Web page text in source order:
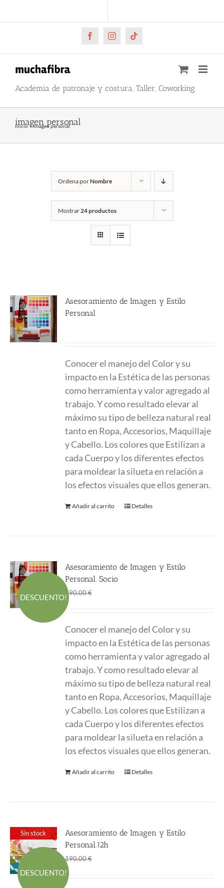
al
FacebookInstagramTiktok
Academia de patronaje y costura, Taller, Coworking
imagen personal
Inicio imagen personal
Ordena porNombre
Mostrar24 productos
Asesoramiento de Imagen y Estilo
Personal
Conocer el manejo del Color y su
impacto en la Estética de las personas
como herramienta y valor agregado al
trabajo. Y como resultado elevar al
máximo su tipo de belleza natural real
tanto en Ropa, Accesorios, Maquillaje
y Cabello. Los colores que Estilizan a
cada Cuerpo y los diferentes efectos
para moldear la silueta en relación a
los efectos visuales que ellos generan.
Añadir al carrito Detalles
DESCUENTO!
Asesoramiento de Imagen y Estilo
Personal. Socio
190.00€
era:
190.00 €.
es:
150.00 €.
Conocer el manejo del Color y su
impacto en la Estética de las personas
como herramienta y valor agregado al
trabajo. Y como resultado elevar al
máximo su tipo de belleza natural real
tanto en Ropa, Accesorios, Maquillaje
y Cabello. Los colores que Estilizan a
cada Cuerpo y los diferentes efectos
para moldear la silueta en relación a
los efectos visuales que ellos generan.
Añadir al carrito Detalles
Sin stock
DESCUENTO!
Asesoramiento de Imagen y Estilo
Personal.12h
190.00€